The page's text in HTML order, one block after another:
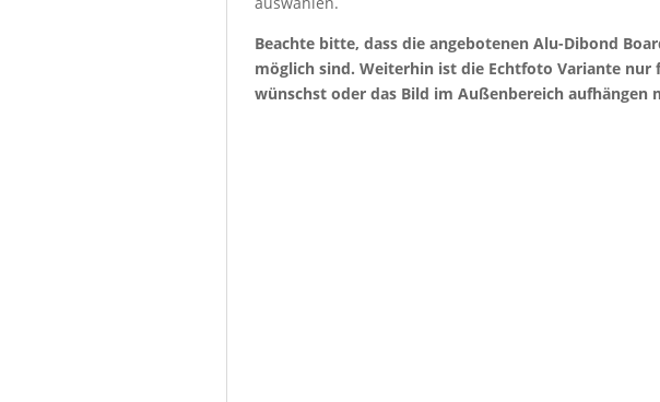
Beachte bitte, dass die angebotenen Alu-Dibond
möglich sind. Weiterhin ist die Echtfoto Variante nur
wünschst oder das Bild im Außenbereich